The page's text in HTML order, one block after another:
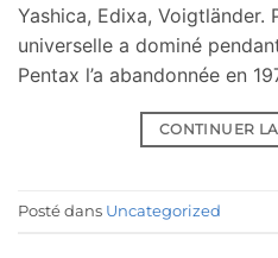
Yashica, Edixa,
universelle a dominé
Pentax l’a abandonnée en
CONTINUER
Posté dans Uncategorized